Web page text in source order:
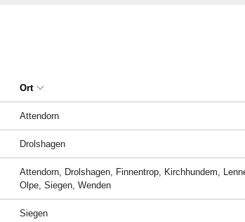
Ort
Attendorn
Drolshagen
Attendorn, Drolshagen, Finnentrop, Kirchhundem,
Olpe, Siegen, Wenden
Siegen